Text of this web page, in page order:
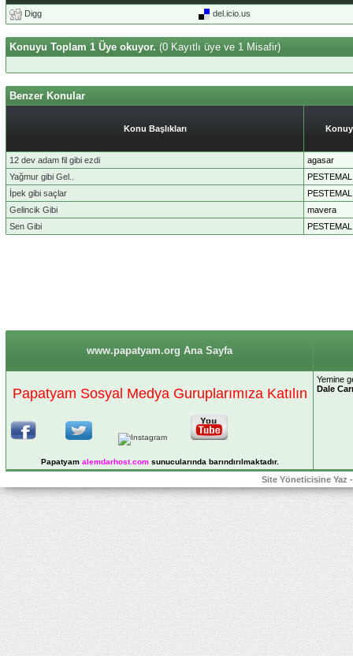
Digg
del.icio.us
Konuyu Toplam 1 Üye okuyor. (0 Kayıtlı üye ve 1 Misafir)
Benzer Konular
Konu Başlıkları
12 dev adam fil gibi ezdi
agasar
Yağmur gibi Gel..
PESTEMAL
İpek gibi saçlar
PESTEMAL
Gelincik Gibi
mavera
Sen Gibi
PESTEMAL
www.papatyam.org Ana Sayfa
Papatyam Sosyal Medya Guruplarımıza Katılın
Papatyam alemdarhost.comsunucularında barındırılmaktadır.
Yemine
Dale
Site Yöneticisine Yaz